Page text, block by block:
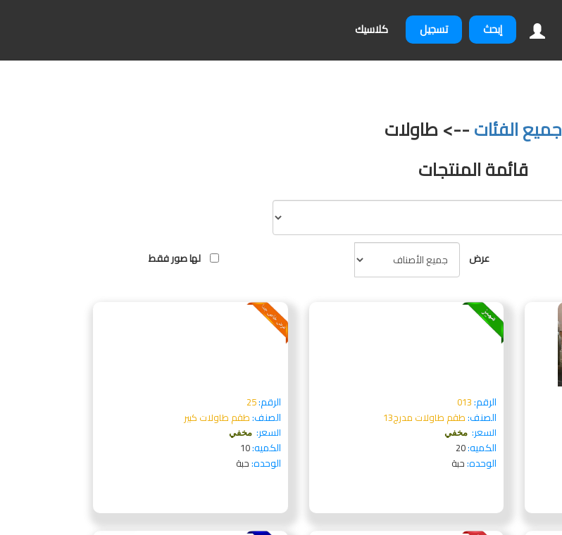
إبحث تسجيل كلاسيك
جميع الفئات--> طاولات
قائمة المنتجات
عرض لها صور فقط
الرقم:013
الصنف:طقم طاولات مدرج13
السعر: مخفي
الكميه:20
الوحده:حبة
الرقم:25
الصنف:طقم طاولات كبير
السعر: مخفي
الكميه:10
الوحده:حبة